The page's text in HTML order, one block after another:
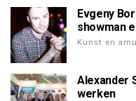
Evgeny
showman
Kunst en
Alexander
werken